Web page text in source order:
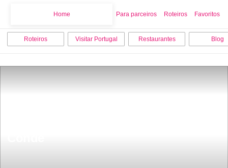
Home Para parceiros Roteiros Favoritos
Roteiros Visitar Portugal Restaurantes Blog